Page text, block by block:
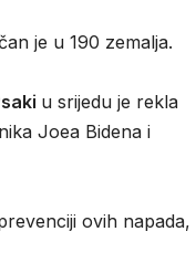
je u 190 zemalja.
u srijedu je rekla
Joea Bidena i
ovih napada,